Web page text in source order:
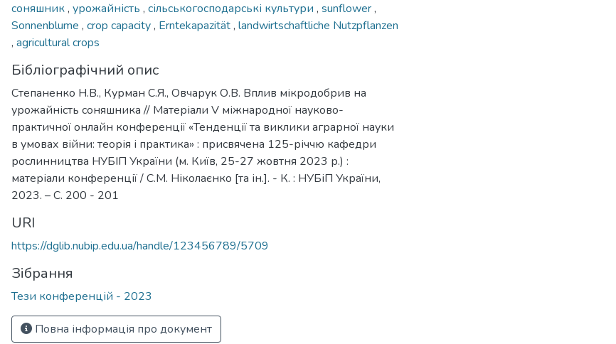
соняшник, урожайність , сільськогосподарські культури , sunflower,
Sonnenblume , crop capacity, Erntekapazität, landwirtschaftliche Nutzpflanzen
, agricultural crops
Бібліографічний опис
Степаненко Н.В., Курман С.Я., Овчарук О.В. Вплив мікродобрив на
урожайність соняшника // Матеріали V міжнародної науково-
практичної онлайн конференції «Тенденції та виклики аграрної науки
в умовах війни: теорія і практика» : присвячена 125-річчю кафедри
рослинництва НУБІП України (м. Київ, 25-27 жовтня 2023 р.) :
матеріали конференції / С.М. Ніколаєнко [та ін.]. - К. : НУБіП України,
2023. – С. 200 - 201
URI
https://dglib.nubip.edu.ua/handle/123456789/5709
Зібрання
Тези конференцій - 2023
Повна інформація про документ